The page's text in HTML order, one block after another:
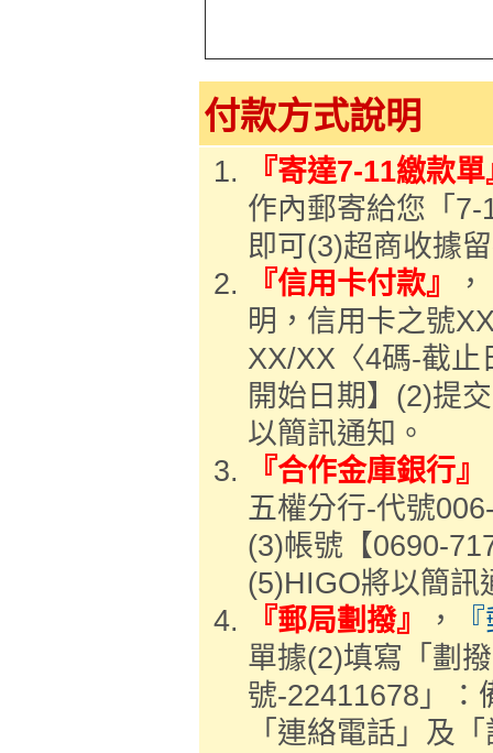
付款方式說明
『寄達7-11繳款
作內郵寄給您「
即可(3)超商收據
『信用卡付款』
，
明，信用卡之號
XX/XX〈4碼-截止
開始日期】(2)提
以簡訊通知。
『合作金庫銀行』
五權分行-代號
(3)帳號【0690-
(5)HIGO將以簡訊
『郵局劃撥』
，
單據(2)填寫「劃
號-22411678」：
「連絡電話」及